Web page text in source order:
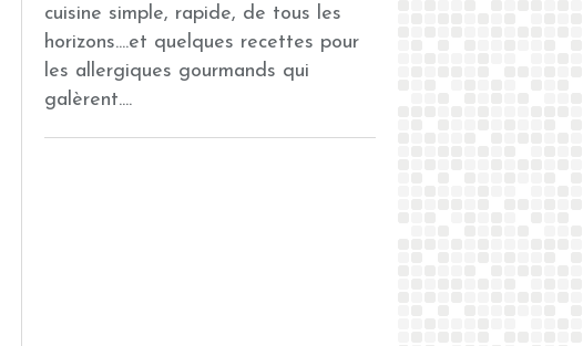
cuisine simple, rapide, de tous les
horizons....et quelques recettes pour
les allergiques gourmands qui
galèrent....